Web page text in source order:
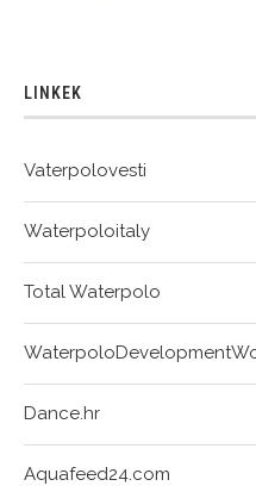
LINKEK
Vaterpolovesti
Waterpoloitaly
Total Waterpolo
Dance.hr
Aquafeed24.com